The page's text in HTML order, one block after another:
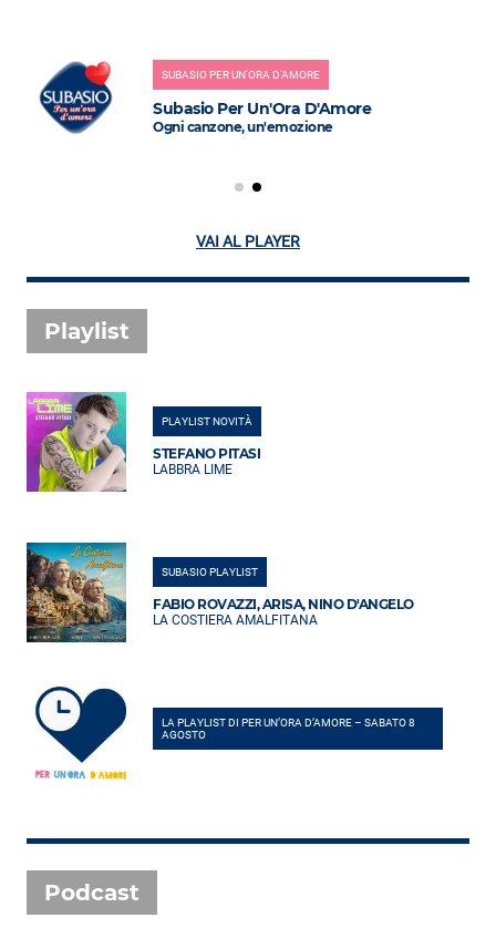
SUBASIO PER UN'ORA D'AMORE
Subasio Per Un'Ora D'Amore
Ogni canzone, un'emozione
VAI AL PLAYER
Playlist
PLAYLIST NOVITÀ
STEFANO PITASI
LABBRA LIME
SUBASIO PLAYLIST
FABIO ROVAZZI, ARISA, NINO D'ANGELO
LA COSTIERA AMALFITANA
LA PLAYLIST DI PER UN’ORA D’AMORE – SABATO 8
AGOSTO
Podcast